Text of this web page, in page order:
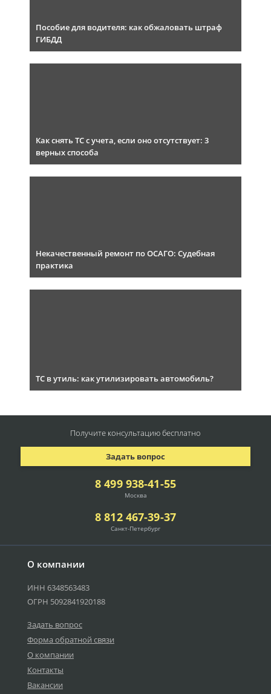
Пособие для водителя: как обжаловать штраф
ГИБДД
Как снять ТС с учета, если оно отсутствует: 3
верных способа
Некачественный ремонт по ОСАГО: Судебная
практика
ТС в утиль: как утилизировать автомобиль?
О компании
ИНН 6348563483
ОГРН 5092841920188
Задать вопрос
Форма обратной связи
О компании
Контакты
Вакансии
8 499 938-41-55
Москва
8 812 467-39-37
Санкт-Петербург
Задать вопрос
Получите консультациюбесплатно